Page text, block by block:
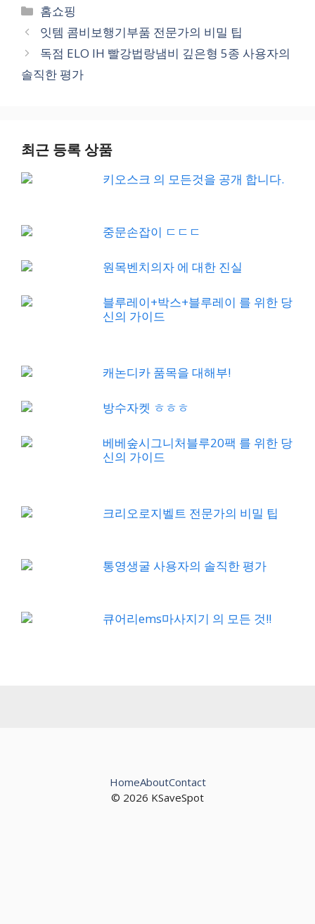
Categories
홈쇼핑
잇템 콤비보행기부품 전문가의 비밀 팁
독점 ELO IH 빨강법랑냄비 깊은형 5종 사용자의
솔직한 평가
최근 등록 상품
키오스크 의 모든것을 공개 합니다.
중문손잡이 ㄷㄷㄷ
원목벤치의자 에 대한 진실
블루레이+박스+블루레이 를 위한 당
신의 가이드
캐논디카 품목을 대해부!
방수자켓 ㅎㅎㅎ
베베숲시그니처블루20팩 를 위한 당
신의 가이드
크리오로지벨트 전문가의 비밀 팁
통영생굴 사용자의 솔직한 평가
큐어리ems마사지기 의 모든 것!!
© 2026 KSaveSpot
HomeAboutContact